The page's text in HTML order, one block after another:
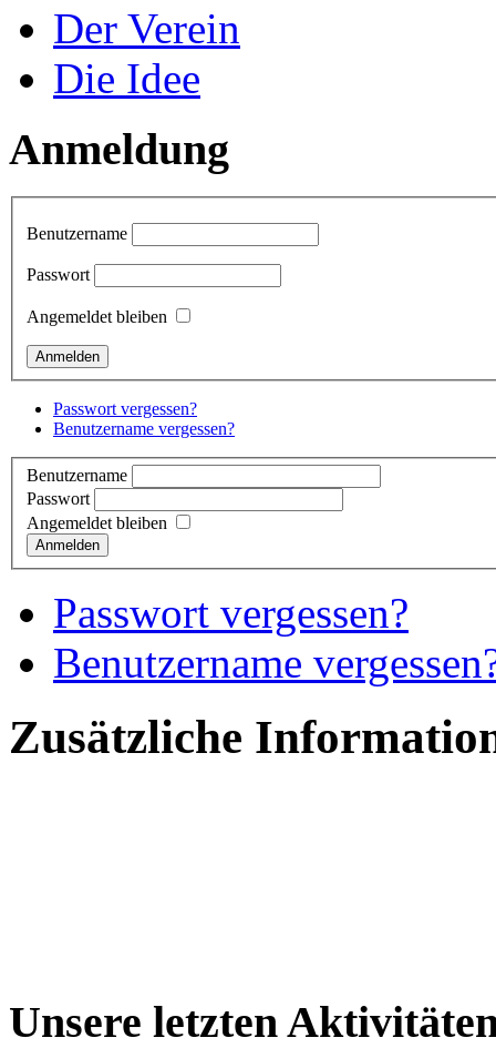
Der Verein
Die Idee
Anmeldung
Benutzername
Passwort
Angemeldet bleiben
Passwort vergessen?
Benutzername vergessen?
Benutzername
Passwort
Angemeldet bleiben
Anmelden
Passwort vergessen?
Benutzername
Zusätzliche
Unsere letzten